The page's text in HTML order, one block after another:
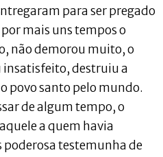
para ser pregado
mais uns tempos o
não demorou muito, o
destruiu a
povo santo pelo mundo.
de algum tempo, o
a quem havia
poderosa testemunha de